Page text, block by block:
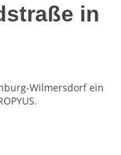
in
Wilmersdorf ein